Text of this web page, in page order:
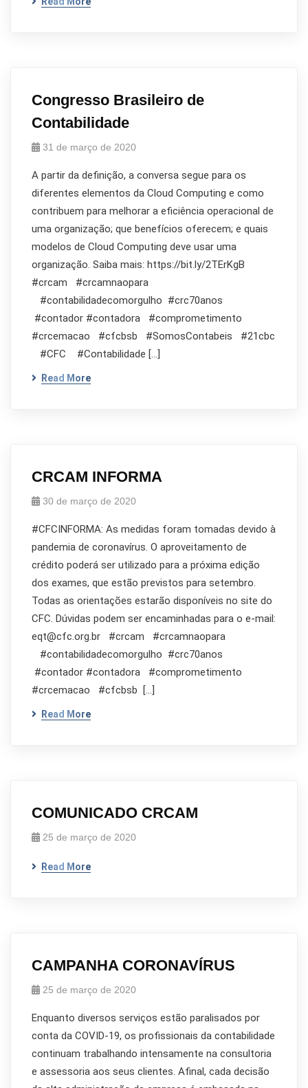
Congresso Brasileiro de
Contabilidade
31 de março de 2020
A partir da definição, a conversa segue para os
diferentes elementos da Cloud Computing e como
contribuem para melhorar a eficiência operacional de
uma organização; que benefícios oferecem; e quais
modelos de Cloud Computing deve usar uma
organização. Saiba mais: https://bit.ly/2TErKgB
#crcam #crcamnaopara
#contabilidadecomorgulho #crc70anos
#contador #contadora #comprometimento
#crcemacao #cfcbsb #SomosContabeis #21cbc
#CFC #Contabilidade […]
Read More
CRCAM INFORMA
30 de março de 2020
#CFCINFORMA: As medidas foram tomadas devido à
pandemia de coronavírus. O aproveitamento de
crédito poderá ser utilizado para a próxima edição
dos exames, que estão previstos para setembro.
Todas as orientações estarão disponíveis no site do
CFC. Dúvidas podem ser encaminhadas para o e-mail:
eqt@cfc.org.br #crcam #crcamnaopara
#contabilidadecomorgulho #crc70anos
#contador #contadora #comprometimento
#crcemacao #cfcbsb […]
Read More
COMUNICADO CRCAM
25 de março de 2020
Read More
CAMPANHA CORONAVÍRUS
25 de março de 2020
Enquanto diversos serviços estão paralisados por
conta da COVID-19, os profissionais da contabilidade
continuam trabalhando intensamente na consultoria
e assessoria aos seus clientes. Afinal, cada decisão